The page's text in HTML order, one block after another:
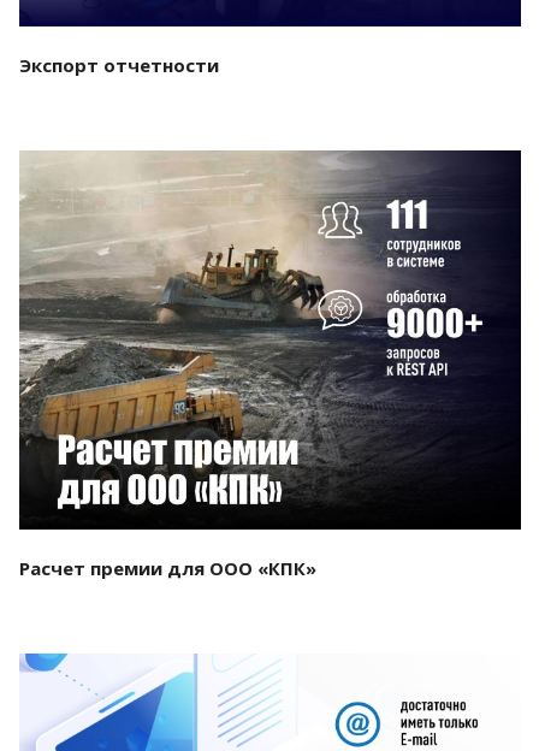
Экспорт отчетности
Смотреть проект
Расчет премии для ООО «КПК»